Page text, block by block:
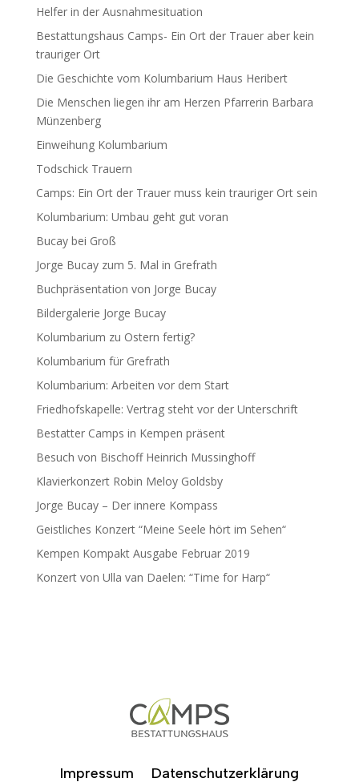
Helfer in der Ausnahmesituation
Bestattungshaus Camps- Ein Ort der Trauer aber kein
trauriger Ort
Die Geschichte vom Kolumbarium Haus Heribert
Die Menschen liegen ihr am Herzen Pfarrerin Barbara
Münzenberg
Einweihung Kolumbarium
Todschick Trauern
Camps: Ein Ort der Trauer muss kein trauriger Ort sein
Kolumbarium: Umbau geht gut voran
Bucay bei Groß
Jorge Bucay zum 5. Mal in Grefrath
Buchpräsentation von Jorge Bucay
Bildergalerie Jorge Bucay
Kolumbarium zu Ostern fertig?
Kolumbarium für Grefrath
Kolumbarium: Arbeiten vor dem Start
Friedhofskapelle: Vertrag steht vor der Unterschrift
Bestatter Camps in Kempen präsent
Besuch von Bischoff Heinrich Mussinghoff
Klavierkonzert Robin Meloy Goldsby
Jorge Bucay – Der innere Kompass
Geistliches Konzert “Meine Seele hört im Sehen“
Kempen Kompakt Ausgabe Februar 2019
Konzert von Ulla van Daelen: “Time for Harp“
Impressum Datenschutzerklärung